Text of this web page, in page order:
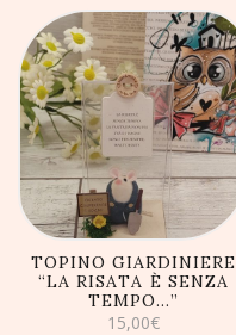
AGGIUNGI AL
CARRELLO
TOPINO GIARDINIERE
“LA RISATA È SENZA
TEMPO…”
15,00€